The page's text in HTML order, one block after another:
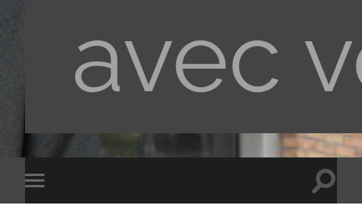
avec
Toggle
mobile
Toggle